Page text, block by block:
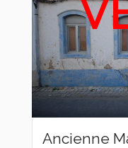
Ancienne